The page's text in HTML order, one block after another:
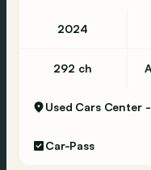
2024
292 ch
Used Cars Center
Car-Pass